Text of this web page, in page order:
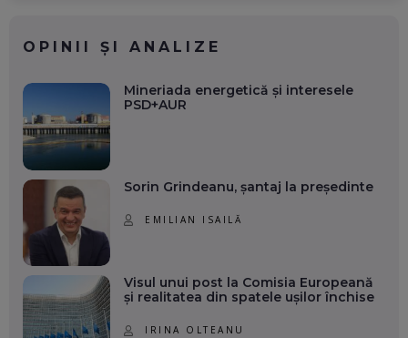
OPINII ȘI ANALIZE
Mineriada energetică și interesele
PSD+AUR
Sorin Grindeanu, șantaj la președinte
EMILIAN ISAILĂ
Visul unui post la Comisia Europeană
și realitatea din spatele ușilor închise
IRINA OLTEANU